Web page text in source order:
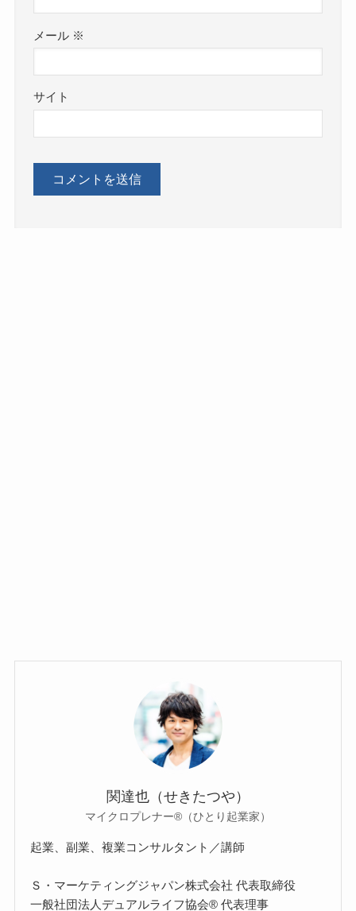
メール ※
サイト
関達也（せきたつや）
マイクロプレナー®（ひとり起業家）
起業、副業、複業コンサルタント／講師
Ｓ・マーケティングジャパン株式会社 代表取締役
一般社団法人デュアルライフ協会® 代表理事